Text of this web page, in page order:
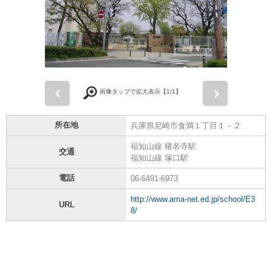
画像タップで拡大表示【1/1】
所在地 兵庫県尼崎市食満１丁目１－２
交通
福知山線 猪名寺駅
福知山線 塚口駅
電話 06-6491-6973
URL
http://www.ama-net.ed.jp/school/E3
8/